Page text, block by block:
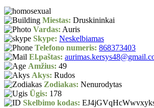
Miestas: Druskininkai
Vardas: Auris
Skype: Neskelbiamas
Telefono numeris: 868373403
El.paštas:
Amžius: 49
Akys: Rudos
Zodiakas: Nenurodytas
Ūgis: 178
Skelbimo kodas: